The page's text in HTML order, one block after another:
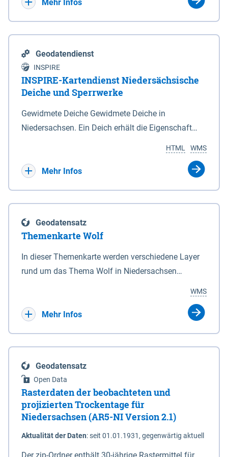
Mehr Infos
Geodatendienst
INSPIRE
INSPIRE-Kartendienst Niedersächsische
Deiche und Sperrwerke
Gewidmete Deiche Gewidmete Deiche in
Niedersachsen. Ein Deich erhält die Eigenschaft
Deichbehörde durch Verordnung ausspricht. Für
enthalten. Sperrwerke Sperrwerke sind Bauwerke
mit Sperrvorrichtungen in Tidegewässern, die dem
Schutz eines Gebietes vor erhöhten Tiden, vor allem
vor Sturmfluten, zu dienen bestimmt sind (§2 Abs.3
Eigenschaft eines Sperrwerkes durch Widmung, die
die Deichbehörde durch Verordnung ausspricht.
WMS
HTML
Mehr Infos
Geodatensatz
Themenkarte Wolf
In dieser Themenkarte werden verschiedene Layer
rund um das Thema Wolf in Niedersachsen
sowie Status der bestehenden Wolfsterritorien im
laufenden Monitoringjahr.
WMS
Mehr Infos
Geodatensatz
Open Data
Rasterdaten der beobachteten und
projizierten Trockentage für
Niedersachsen (AR5-NI Version 2.1)
Aktualität der Daten:seit 01.01.1931, gegenwärtig aktuell